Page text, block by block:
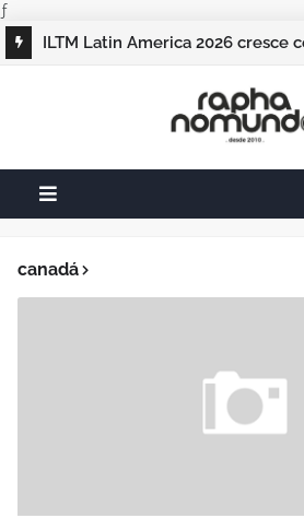
ƒ
ILTM Latin America 2026 cresce
canadá